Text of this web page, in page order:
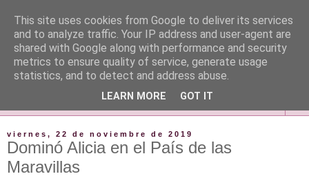
viernes, 22 de noviembre de 2019
Dominó Alicia en el País de las
Maravillas
This site uses cookies from Google to deliver its services
and to analyze traffic. Your IP address and user-agent are
shared with Google along with performance and security
metrics to ensure quality of service, generate usage
statistics, and to detect and address abuse.
LEARN MORE GOT IT